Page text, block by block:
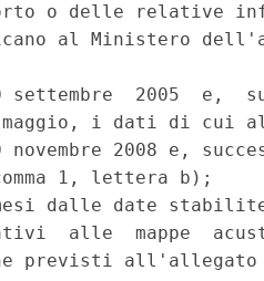
o delle relative
al Ministero
settembre  2005  e,
i dati di cui
novembre 2008 e,
1, lettera b);
dalle date
alle  mappe
previsti